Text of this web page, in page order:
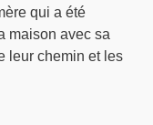
qui a été
maison avec sa
leur chemin et les